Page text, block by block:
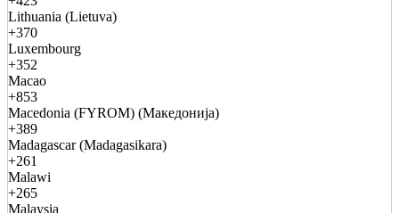
Lithuania (Lietuva)
+370
Luxembourg
+352
Macao
+853
Macedonia (FYROM) (Македонија)
+389
Madagascar (Madagasikara)
+261
Malawi
+265
Malaysia